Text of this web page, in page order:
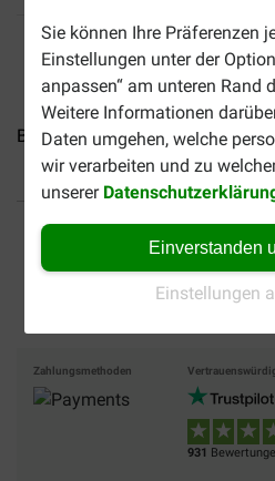
Sie können Ihre Präferenzen
Einstellungen unter der
anpassen“ am unteren Rand
Weitere Informationen
Daten umgehen, welche
wir verarbeiten und zu
unserer
Einverstanden
Einstellungen
Brekz Snacks - Kalbsfuß für...
Versandkostenfrei ab 69 €
Zahlungsmethoden
931